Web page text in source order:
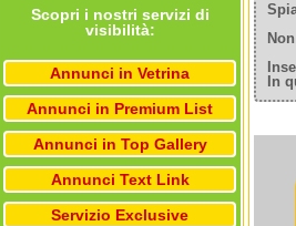
Scopri i nostri servizi di
visibilità:
Annunci in Vetrina
Annunci in Premium List
Annunci in Top Gallery
Annunci Text Link
Servizio Exclusive
In